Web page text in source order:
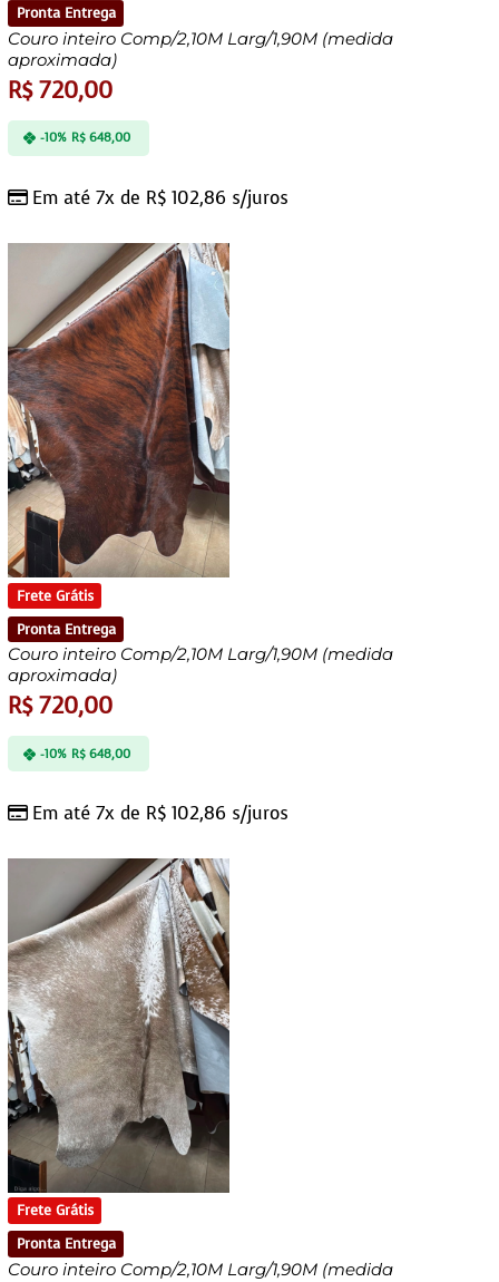
Pronta Entrega
Couro inteiro Comp/2,10M Larg/1,90M (medida
aproximada)
R$720,00
Em até 7x de R$ 102,86 s/juros
-10% R$648,00
Frete Grátis
Pronta Entrega
Couro inteiro Comp/2,10M Larg/1,90M (medida
aproximada)
R$720,00
Em até 7x de R$ 102,86 s/juros
-10% R$648,00
Frete Grátis
Pronta Entrega
Couro inteiro Comp/2,10M Larg/1,90M (medida